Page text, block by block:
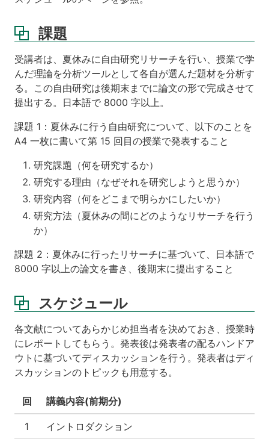
課題
受講者は、夏休みに自由研究リサーチを行い、授業で学
んだ理論を分析ツールとして各自が選んだ題材を分析す
る。この自由研究は後期末までに論文の形で完成させて
提出する。日本語で 8000 字以上。
課題 1：夏休みに行う自由研究について、以下のことを
A4 一枚に書いて第 15 回目の授業で発表すること
研究課題（何を研究するか）
研究する理由（なぜそれを研究しようと思うか）
研究内容（何をどこまで明らかにしたいか）
研究方法（夏休みの間にどのようなリサーチを行う
か）
課題 2：夏休みに行ったリサーチに基づいて、日本語で
8000 字以上の論文を書き、後期末に提出すること
スケジュール
各文献についてあらかじめ担当者を決めておき、授業時
にレポートしてもらう。発表後は発表者の配るハンドア
ウトに基づいてディスカッションを行う。発表者はディ
スカッションのトピックも用意する。
回 講義内容(前期分)
1 イントロダクション